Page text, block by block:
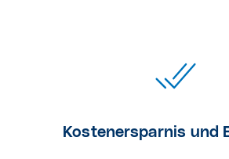
Kostenersparnis und